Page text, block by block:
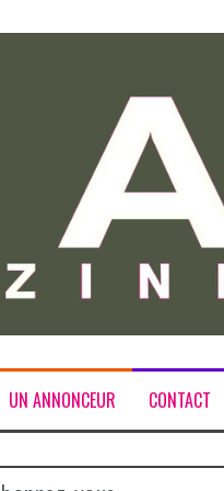
UN ANNONCEUR CONTACT